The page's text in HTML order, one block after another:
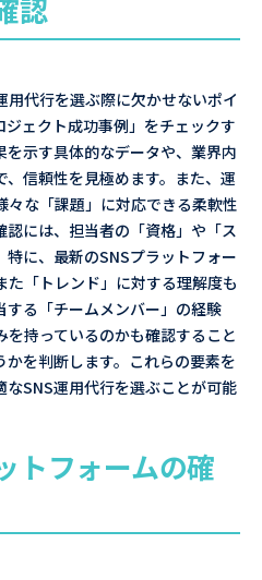
認
代行を選ぶ際に欠かせないポイ
ェクト成功事例」をチェックす
示す具体的なデータや、業界内
信頼性を見極めます。また、運
々な「課題」に対応できる柔軟性
には、担当者の「資格」や「ス
に、最新のSNSプラットフォー
「トレンド」に対する理解度も
る「チームメンバー」の経験
持っているのかも確認すること
を判断します。これらの要素を
SNS運用代行を選ぶことが可能
トフォームの確